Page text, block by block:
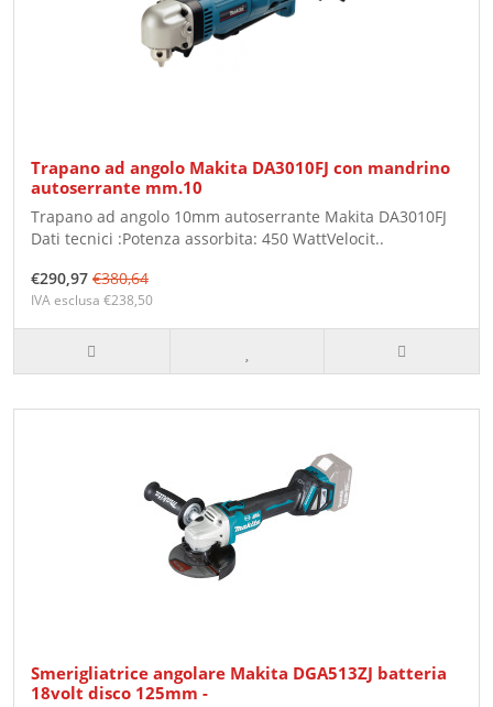
Trapano ad angolo Makita DA3010FJ con mandrino
autoserrante mm.10
Trapano ad angolo 10mm autoserrante Makita DA3010FJ
Dati tecnici :Potenza assorbita: 450 WattVelocit..
€290,97 €380,64
IVA esclusa €238,50
Smerigliatrice angolare Makita DGA513ZJ batteria
18volt disco 125mm -